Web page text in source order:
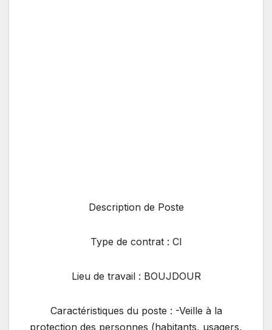
Description de Poste
Type de contrat : CI
Lieu de travail : BOUJDOUR
Caractéristiques du poste : -Veille à la
protection des personnes (habitants, usagers,